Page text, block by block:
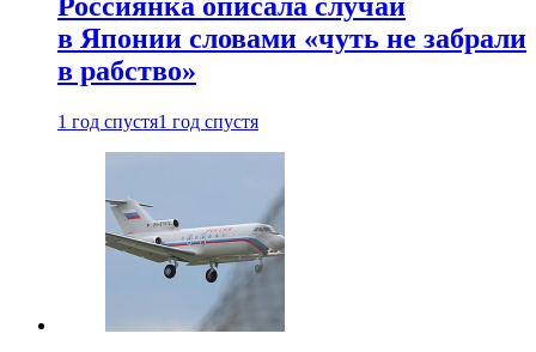
в Японии словами «чуть не забрали
в рабство»
1 год спустя1 год спустя